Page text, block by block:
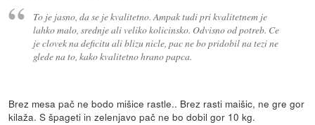
To je jasno, da se je kvalitetno. Ampak tudi pri kvalitetnem je
lahko malo, srednje ali veliko kolicinsko. Odvisno od potreb. Ce
je clovek na deficitu ali blizu nicle, pac ne bo pridobil na tezi ne
glede na to, kako kvalitetno hrano papca.
Brez mesa pač ne bodo mišice rastle.. Brez rasti maišic, ne gre gor
kilaža. S špageti in zelenjavo pač ne bo dobil gor 10 kg.